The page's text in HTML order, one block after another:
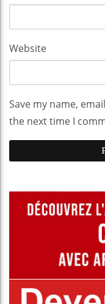
Website
Save my name,
the next time I